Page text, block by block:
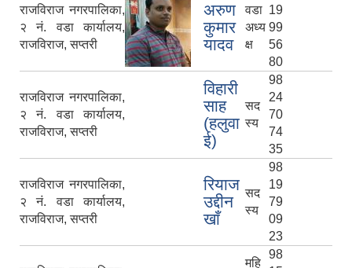
राजविराज नगरपालिका,
२ नं. वडा कार्यालय,
राजविराज, सप्तरी
अरुण
कुमार
यादव
वडा
अध्य
क्ष
19
99
56
80
राजविराज नगरपालिका,
२ नं. वडा कार्यालय,
राजविराज, सप्तरी
विहारी
साह
(हलुवा
ई)
सद
स्य
98
24
70
74
35
राजविराज नगरपालिका,
२ नं. वडा कार्यालय,
राजविराज, सप्तरी
रियाज
उद्दीन
खाँ
सद
स्य
98
19
79
09
23
महि
98